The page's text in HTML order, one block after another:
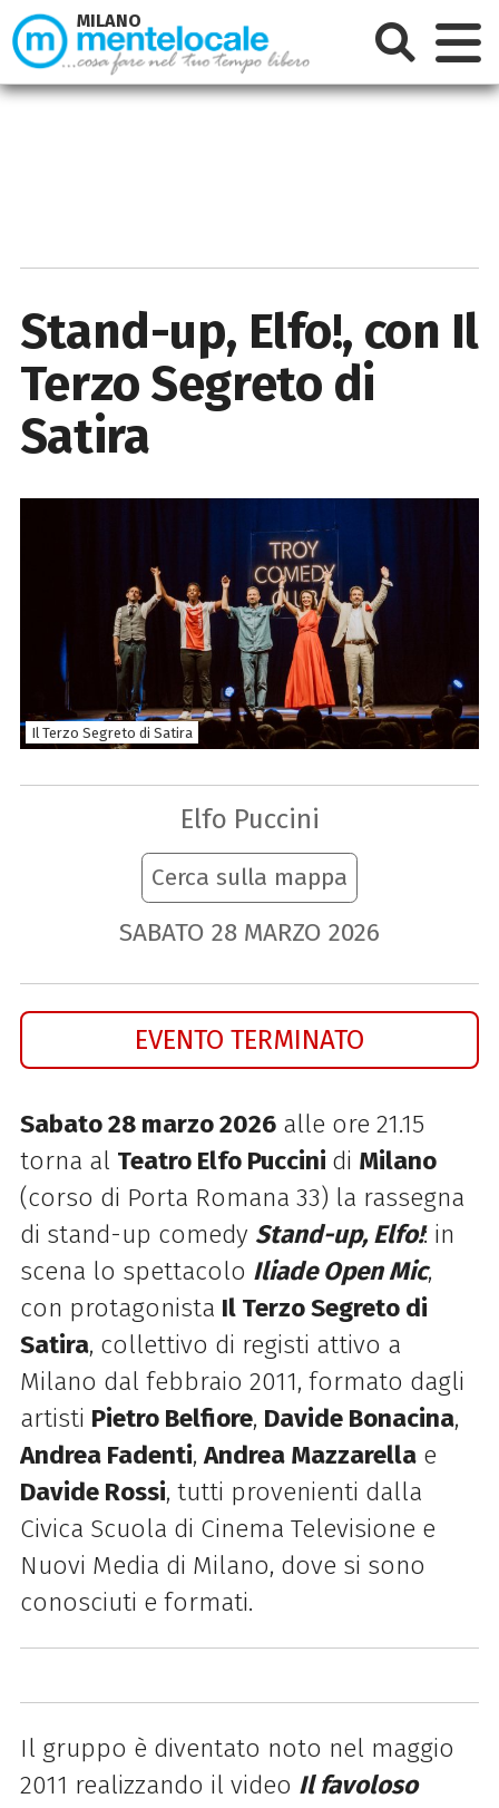
Stand-up, Elfo!, con Il
Terzo Segreto di
Satira
Il Terzo Segreto di Satira
Elfo Puccini
Cerca sulla mappa
SABATO 28 MARZO 2026
EVENTO TERMINATO
Sabato 28 marzo 2026alle ore 21.15
torna al Teatro Elfo Puccini di Milano
(corso di Porta Romana 33) la rassegna
di stand-up comedy Stand-up, Elfo!: in
scena lo spettacolo Iliade Open Mic,
con protagonista Il Terzo Segreto di
Satira, collettivo di registi attivo a
Milano dal febbraio 2011, formato dagli
artisti Pietro Belfiore, Davide Bonacina,
Andrea Fadenti,Andrea Mazzarellae
Davide Rossi, tutti provenienti dalla
Civica Scuola di Cinema Televisione e
Nuovi Media di Milano, dove si sono
conosciuti e formati.
Il gruppo è diventato noto nel maggio
2011 realizzando il video Il favoloso
MILANO